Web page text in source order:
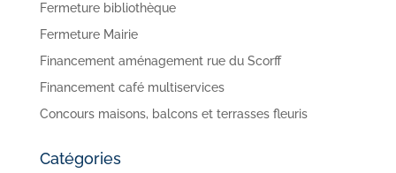
Fermeture bibliothèque
Fermeture Mairie
Financement aménagement rue du Scorff
Financement café multiservices
Concours maisons, balcons et terrasses fleuris
Catégories